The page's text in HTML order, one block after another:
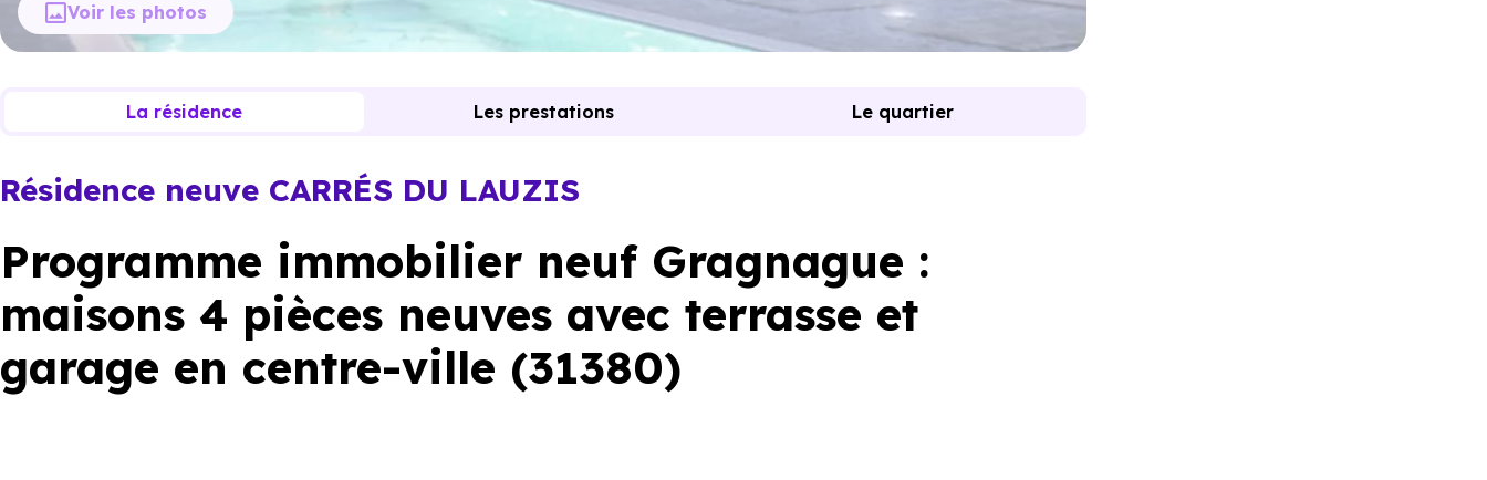
Voir les photos
Résidence neuve CARRÉS DU LAUZIS
Programme immobilier neuf Gragnague :
maisons 4 pièces neuves avec terrasse et
garage en centre-ville (31380)
La résidence Les prestations Le quartier